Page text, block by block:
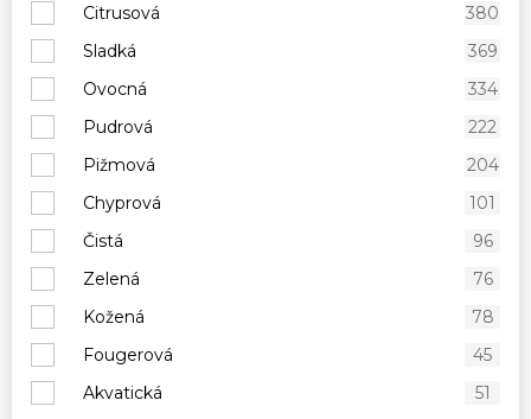
Citrusová
380
Sladká
369
Ovocná
334
Pudrová
222
Pižmová
204
Chyprová
101
Čistá
96
Zelená
76
Kožená
78
Fougerová
45
Akvatická
51